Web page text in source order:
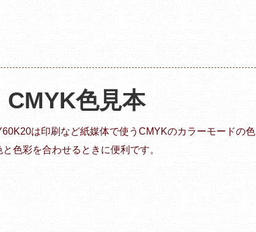
CMYK色見本
は印刷など紙媒体で使うCMYKのカラーモードの色
色彩を合わせるときに便利です。